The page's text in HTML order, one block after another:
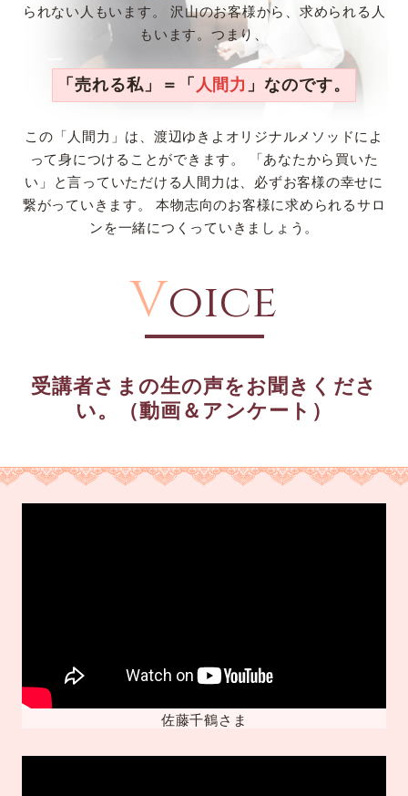
られない人もいます。
沢山のお客様から、求められる人
もいます。つまり、
「売れる私」＝「 人間力 」なのです。
この「人間力」は、渡辺ゆきよオリジナルメソッドによ
って身につけることができます。
「あなたから買いた
い」と言っていただける人間力は、必ずお客様の幸せに
繋がっていきます。
本物志向のお客様に求められるサロ
ンを一緒につくっていきましょう。
Voice
受講者さまの生の声をお聞きくださ
い。（動画＆アンケート）
佐藤千鶴さま